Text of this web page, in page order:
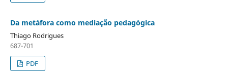
Da metáfora como mediação pedagógica
Thiago Rodrigues
687-701
PDF